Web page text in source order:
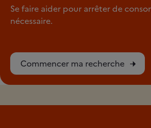
Se faire aider pour arrêter de
nécessaire.
Commencer ma recherche